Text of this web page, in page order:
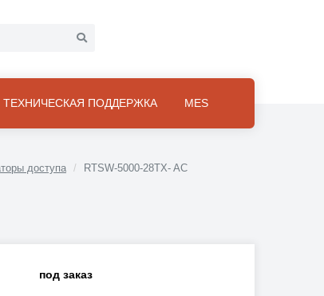
доступа RTSW-5000-28TX- AC
под заказ
ТЕХНИЧЕСКАЯ ПОДДЕРЖКА MES